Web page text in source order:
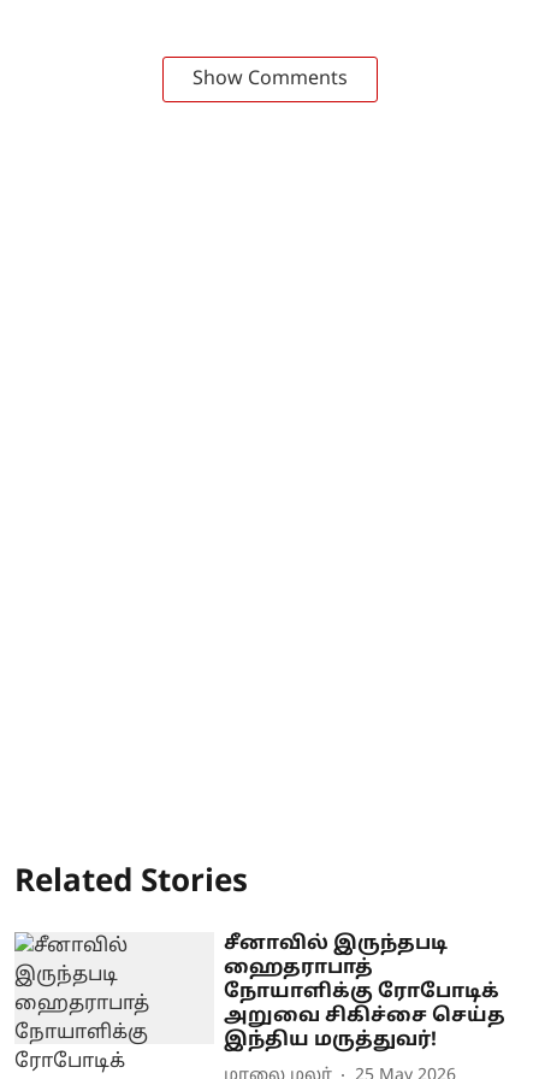
Show Comments
Related Stories
சீனாவில் இருந்தபடி
ஹைதராபாத்
நோயாளிக்கு ரோபோடிக்
அறுவை சிகிச்சை செய்த
இந்திய மருத்துவர்!